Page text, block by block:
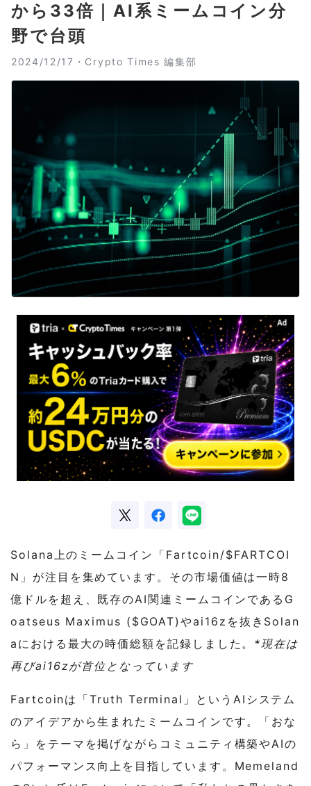
から33倍｜AI系ミームコイン分
野で台頭
2024/12/17・ Crypto Times 編集部
Solana上のミームコイン「Fartcoin/$FARTCOI
N」が注目を集めています。その市場価値は一時8
億ドルを超え、既存のAI関連ミームコインであるG
oatseus Maximus ($GOAT)やai16zを抜きSolan
aにおける最大の時価総額を記録しました。 *現在は
再びai16zが首位となっています
Fartcoinは「Truth Terminal」というAIシステム
のアイデアから生まれたミームコインです。「おな
ら」をテーマを掲げながらコミュニティ構築やAIの
パフォーマンス向上を目指しています。Memeland